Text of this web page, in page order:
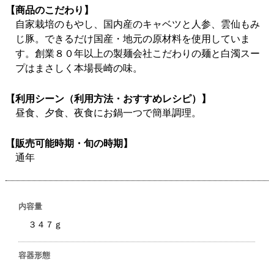
【商品のこだわり】
自家栽培のもやし、国内産のキャベツと人参、雲仙もみ
じ豚。できるだけ国産・地元の原材料を使用していま
す。創業８０年以上の製麺会社こだわりの麺と白濁スー
プはまさしく本場長崎の味。
【利用シーン（利用方法・おすすめレシピ）】
昼食、夕食、夜食にお鍋一つで簡単調理。
【販売可能時期・旬の時期】
通年
内容量
３４７ｇ
容器形態